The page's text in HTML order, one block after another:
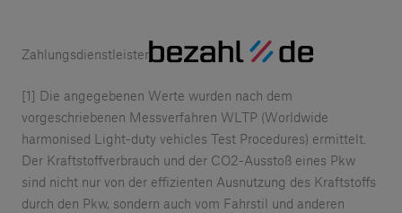
Zahlungsdienstleister
[1] Die angegebenen Werte wurden nach dem
vorgeschriebenen Messverfahren WLTP (Worldwide
harmonised Light-duty vehicles Test Procedures) ermittelt.
Der Kraftstoffverbrauch und der CO2-Ausstoß eines Pkw
sind nicht nur von der effizienten Ausnutzung des Kraftstoffs
durch den Pkw, sondern auch vom Fahrstil und anderen